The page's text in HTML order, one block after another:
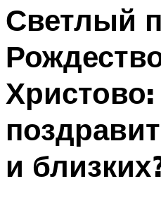
Светлый
Христово:
и